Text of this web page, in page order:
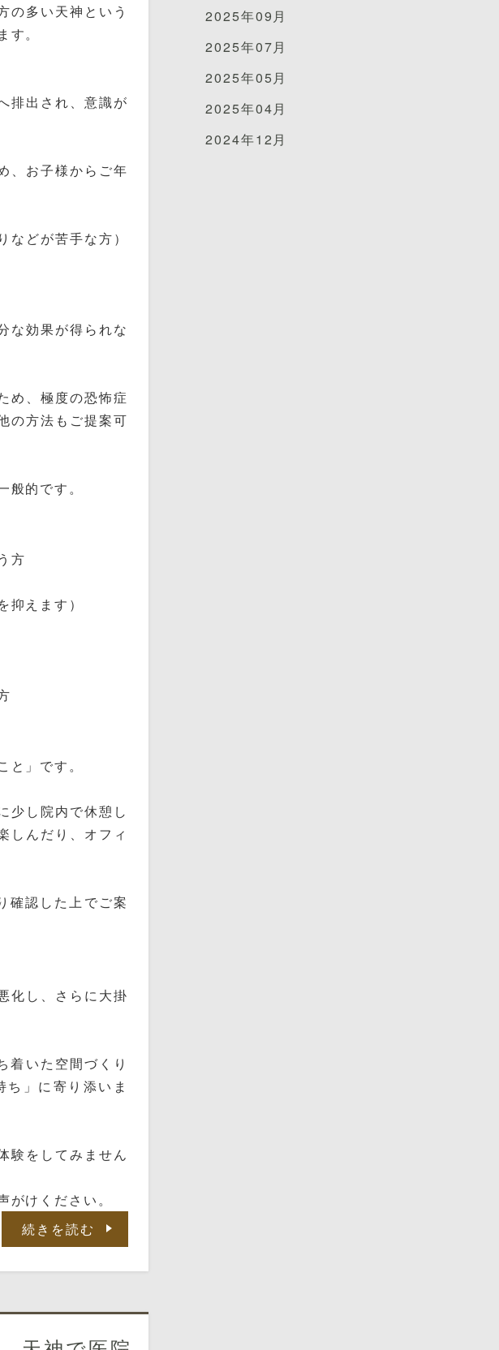
の多い天神という
。
排出され、意識が
、お子様からご年
などが苦手な方）
な効果が得られな
め、極度の恐怖症
の方法もご提案可
的です。
方
えます）
」です。
少し院内で休憩し
しんだり、オフィ
確認した上でご案
化し、さらに大掛
着いた空間づくり
」に寄り添いま
験をしてみません
けください。
続きを読む
2025年09月
2025年07月
2025年05月
2025年04月
2024年12月